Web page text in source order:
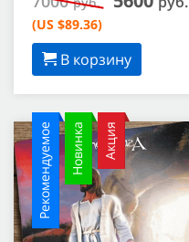
(US $89.36)
В корзину
Рекомендуемое Новинка Акция